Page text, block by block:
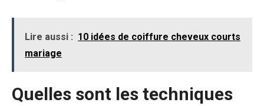
Lire aussi : 10 idées de coiffure cheveux courts
mariage
Quelles sont les techniques